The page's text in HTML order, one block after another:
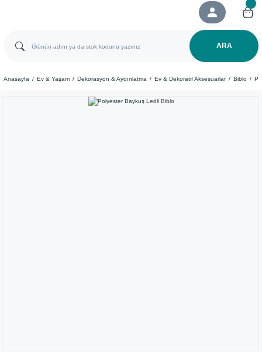
ARA
Anasayfa Ev & Yaşam Dekorasyon & Aydınlatma Ev & Dekoratif Aksesuarlar Biblo